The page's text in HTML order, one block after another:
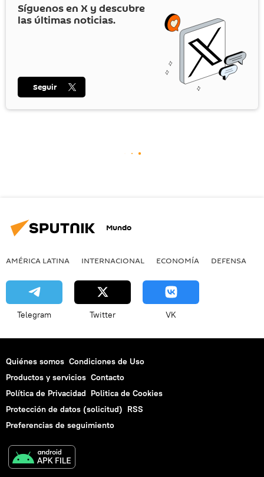
Síguenos en X y descubre
las últimas noticias.
Seguir
Mundo
AMÉRICA LATINA INTERNACIONAL ECONOMÍA DEFENSA
Telegram Twitter VK
Quiénes somos Condiciones de Uso
Productos y servicios Contacto
Política de Privacidad Politica de Cookies
Protección de datos (solicitud) RSS
Preferencias de seguimiento